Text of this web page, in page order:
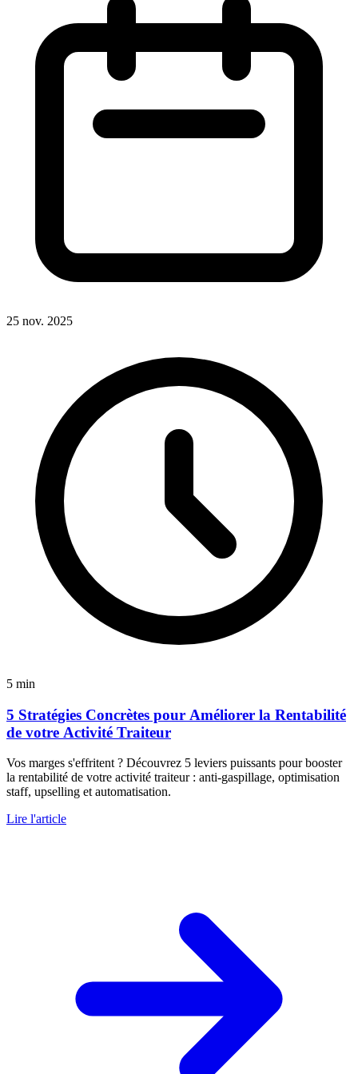
25 nov. 2025
5 min
5 Stratégies Concrètes pour Améliorer la Rentabilité
de votre Activité Traiteur
Vos marges s'effritent ? Découvrez 5 leviers puissants pour booster
la rentabilité de votre activité traiteur : anti-gaspillage, optimisation
staff, upselling et automatisation.
Lire l'article